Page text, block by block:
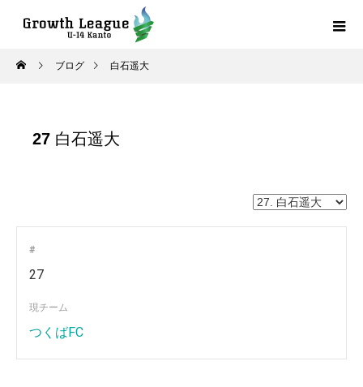
ブログ 白石遥大
27 白石遥大
#
27
現チーム
つくばFC